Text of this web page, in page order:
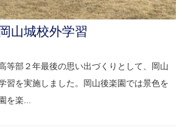
山城校外学習
等部２年最後の思い出づくりとして、岡山
習を実施しました。岡山後楽園では景色を
を楽...